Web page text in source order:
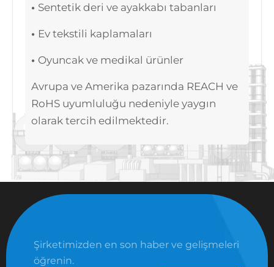
• Sentetik deri ve ayakkabı tabanları
• Ev tekstili kaplamaları
• Oyuncak ve medikal ürünler
Avrupa ve Amerika pazarında REACH ve
RoHS uyumluluğu nedeniyle yaygın
olarak tercih edilmektedir.
Şirketimizden en son haber ve gelişmeleri
öğrenin.